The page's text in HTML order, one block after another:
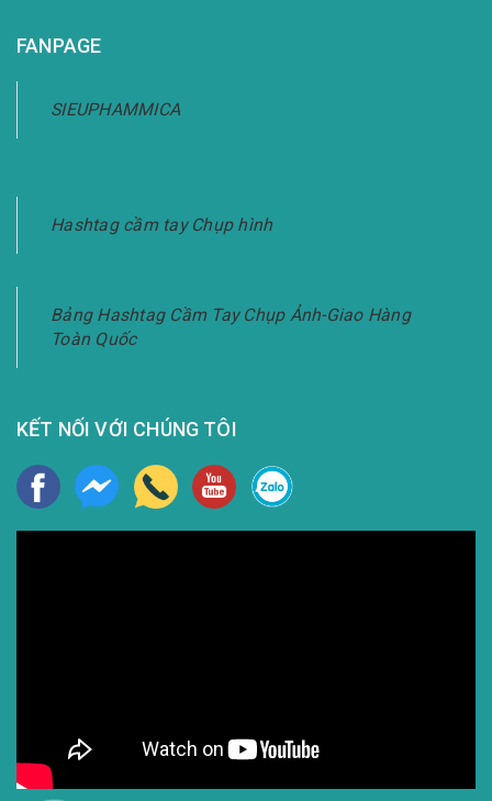
FANPAGE
SIEUPHAMMICA
Hashtag cầm tay Chụp hình
Bảng Hashtag Cầm Tay Chụp Ảnh-Giao Hàng
Toàn Quốc
KẾT NỐI VỚI CHÚNG TÔI